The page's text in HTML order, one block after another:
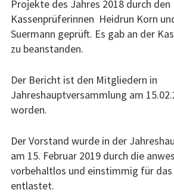
Projekte des Jahres 2018 durch
Kassenprüferinnen Heidrun Korn
Suermann geprüft. Es gab an der
zu beanstanden.
Der Bericht ist den Mitgliedern in
Jahreshauptversammlung am
worden.
Der Vorstand wurde in der
am 15. Februar 2019 durch die
vorbehaltlos und einstimmig für das
entlastet.